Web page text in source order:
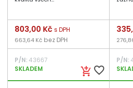
add_shopping_cart favorite_border
Cena
803,00 Kč s DPH
663,64 Kč bez DPH
P/N:43667
SKLADEM
P/N: